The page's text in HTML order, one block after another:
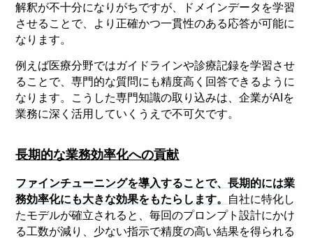
解釈が不十分になりがちですが、ドメインデータを学習
させることで、より正確かつ一貫性のある応答が可能に
なります。
例えば医療分野ではガイドラインや診療記録を学習させ
ることで、専門的な質問にも精度高く回答できるように
なります。こうした専門知識の取り込みは、企業がAIを
業務に深く活用していくうえで不可欠です。
長期的な業務効率化への貢献
ファインチューニングを導入することで、長期的には業
務効率化にも大きな効果をもたらします。 自社に特化し
たモデルが確立されると、毎回のプロンプト設計にかけ
る工数が減り、少ない指示で精度の高い結果を得られる